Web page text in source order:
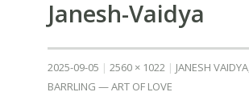
Janesh-Vaidya
2025-09-05 2560 × 1022
JANESH
BARRLING — ART OF LOVE